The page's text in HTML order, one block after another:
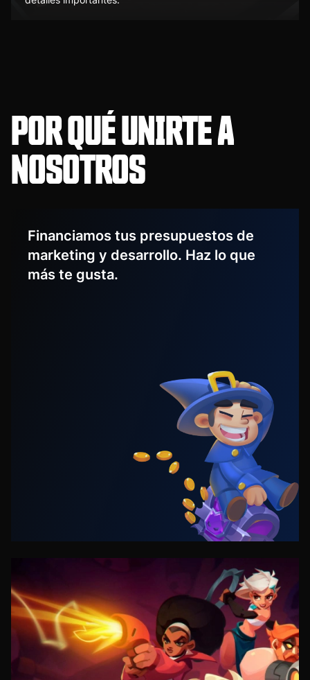
POR QUÉ UNIRTE A
NOSOTROS
Financiamos tus presupuestos de
marketing y desarrollo. Haz lo que
más te gusta.